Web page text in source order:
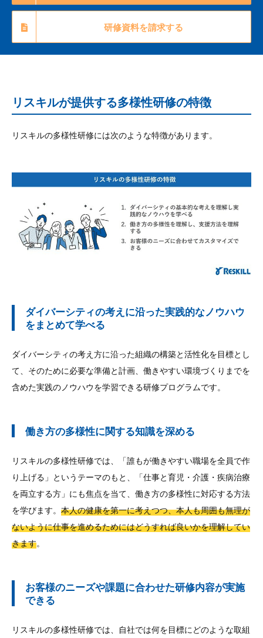
研修資料を請求する
リスキルが提供する多様性研修の特徴
リスキルの多様性研修には次のような特徴があります。
ダイバーシティの考えに沿った実践的なノウハウ
をまとめて学べる
ダイバーシティの考え方に沿った組織の構築と活性化を目標とし
て、そのために必要な準備と計画、働きやすい環境づくりまでを
含めた実践のノウハウを学習できる研修プログラムです。
働き方の多様性に関する知識を深める
リスキルの多様性研修では、「誰もが働きやすい職場を全員で作
り上げる」というテーマのもと、「仕事と育児・介護・疾病治療
を両立する方」にも焦点を当て、働き方の多様性に対応する方法
を学びます。 本人の健康を第一に考えつつ、本人も周囲も無理が
ないように仕事を進めるためにはどうすれば良いかを理解してい
きます。
お客様のニーズや課題に合わせた研修内容が実施
できる
リスキルの多様性研修では、自社では何を目標にどのような取組